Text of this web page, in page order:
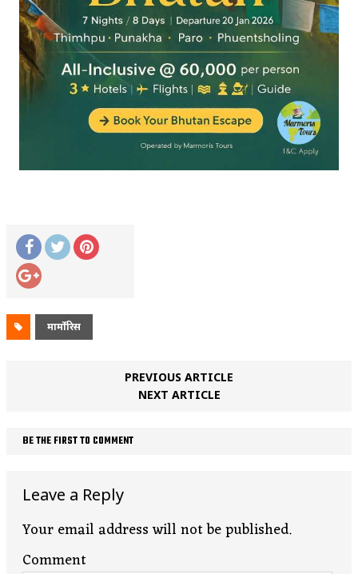
मार्मोरिस
PREVIOUS ARTICLE
NEXT ARTICLE
BE THE FIRST TO COMMENT
Leave a Reply
Your email address will not be published.
Comment